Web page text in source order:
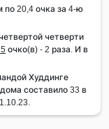
по 20,4 очка за 4-ю
четверти
очко(в) - 2 раза. И в
Худдинге
составило 33 в